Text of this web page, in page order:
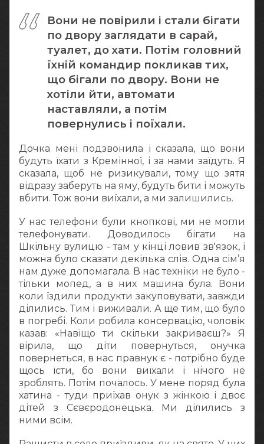
Вони не повірили і стали бігати
по двору заглядати в сарай,
туалет, до хати. Потім головний
їхній командир покликав тих,
що бігали по двору. Вони не
хотіли йти, автомати
наставляли, а потім
повернулись і поїхали.
Дочка мені подзвонила і сказала, що вони
будуть їхати з Кремінної, і за нами заїдуть. Я
сказала, щоб не ризикували, тому що зятя
відразу заберуть на яму, будуть бити і можуть
вбити. Тож вони виїхали, а ми залишились.
У нас телефони були кнопкові, ми не могли
телефонувати. Доводилось бігати на
Шкільну вулицю - там у кінці ловив зв'язок, і
можна було сказати декілька слів. Одна сім’я
нам дуже допомагала. В нас техніки не було -
тільки мопед, а в них машина була. Вони
коли їздили продукти закуповувати, завжди
ділились. Тим і виживали. А ще тим, що було
в погребі. Коли робила консервацію, чоловік
казав: «Навіщо ти скільки закриваєш?» Я
вірила, що діти повернуться, онучка
повернеться, в нас правнук є - потрібно буде
щось їсти, бо вони виїхали і нічого не
зроблять. Потім почалось. У мене поряд була
хатина - туди приїхав онук з жінкою і двоє
дітей з Сєвєродонецька. Ми ділились з
ними всім.